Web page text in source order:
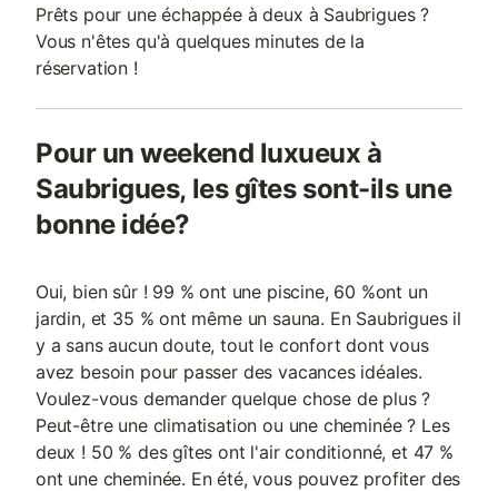
Prêts pour une échappée à deux à Saubrigues ?
Vous n'êtes qu'à quelques minutes de la
réservation !
Pour un weekend luxueux à
Saubrigues, les gîtes sont-ils une
bonne idée?
Oui, bien sûr ! 99 % ont une piscine, 60 %ont un
jardin, et 35 % ont même un sauna. En Saubrigues il
y a sans aucun doute, tout le confort dont vous
avez besoin pour passer des vacances idéales.
Voulez-vous demander quelque chose de plus ?
Peut-être une climatisation ou une cheminée ? Les
deux ! 50 % des gîtes ont l'air conditionné, et 47 %
ont une cheminée. En été, vous pouvez profiter des